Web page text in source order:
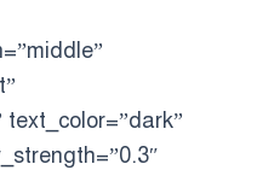
text_color=”dark”